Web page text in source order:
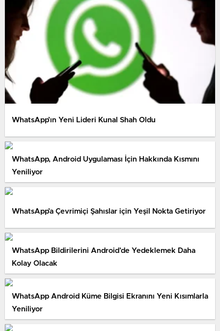
WhatsApp’ın Yeni Lideri Kunal Shah Oldu
WhatsApp, Android Uygulaması İçin Hakkında Kısmını
Yeniliyor
WhatsApp’a Çevrimiçi Şahıslar için Yeşil Nokta Getiriyor
WhatsApp Bildirilerini Android’de Yedeklemek Daha
Kolay Olacak
WhatsApp Android Küme Bilgisi Ekranını Yeni Kısımlarla
Yeniliyor